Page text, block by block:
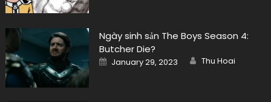
Ngày sinh sản The Boys Season 4:
Butcher Die?
Posted
on
January 29, 2023 Author
Thu Hoai